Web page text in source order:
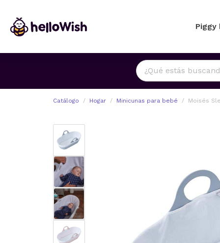
Piggy
Catálogo Hogar Minicunas para bebé Moisés